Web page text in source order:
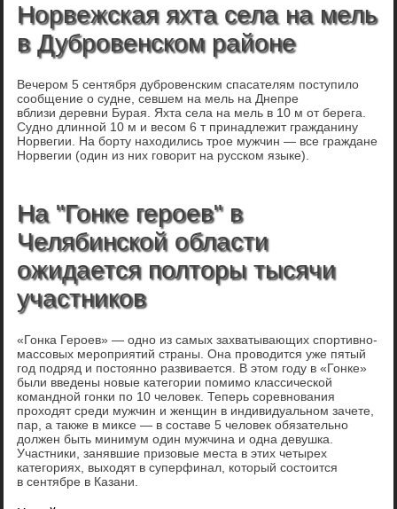
Норвежская яхта села на мель
в Дубровенском районе
Вечером 5 сентября дубровенским спасателям поступило
сообщение о судне, севшем на мель на Днепре
вблизи деревни Бурая. Яхта села на мель в 10 м от берега.
Судно длинной 10 м и весом 6 т принадлежит гражданину
Норвегии. На борту находились трое мужчин — все граждане
Норвегии (один из них говорит на русском языке).
На "Гонке героев" в
Челябинской области
ожидается полторы тысячи
участников
«Гонка Героев» — одно из самых захватывающих спортивно-
массовых мероприятий страны. Она проводится уже пятый
год подряд и постоянно развивается. В этом году в «Гонке»
были введены новые категории помимо классической
командной гонки по 10 человек. Теперь соревнования
проходят среди мужчин и женщин в индивидуальном зачете,
пар, а также в миксе — в составе 5 человек обязательно
должен быть минимум один мужчина и одна девушка.
Участники, занявшие призовые места в этих четырех
категориях, выходят в суперфинал, который состоится
в сентябре в Казани.